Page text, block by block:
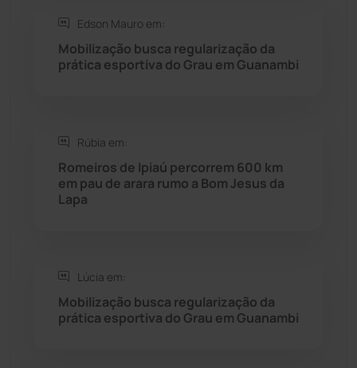
Sebastião Laranjeiras
Sudoeste Baiano
Tanhaçu (425)
Tecnologia
Urandi (156)
Edson Mauro em:
Mobilização busca regularização da
prática esportiva do Grau em Guanambi
Rúbia em:
Romeiros de Ipiaú percorrem 600 km
em pau de arara rumo a Bom Jesus da
Lapa
Lúcia em:
Mobilização busca regularização da
prática esportiva do Grau em Guanambi